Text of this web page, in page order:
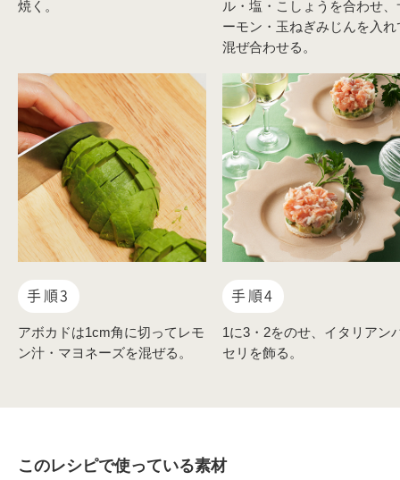
焼く。
ル・塩・こしょうを合わせ、
ーモン・玉ねぎみじんを入れ
混ぜ合わせる。
手順3
アボカドは1cm角に切ってレモ
ン汁・マヨネーズを混ぜる。
手順4
1に3・2をのせ、イタリアン
セリを飾る。
このレシピで使っている素材